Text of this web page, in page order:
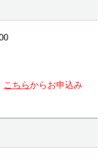
こちらからお申込み